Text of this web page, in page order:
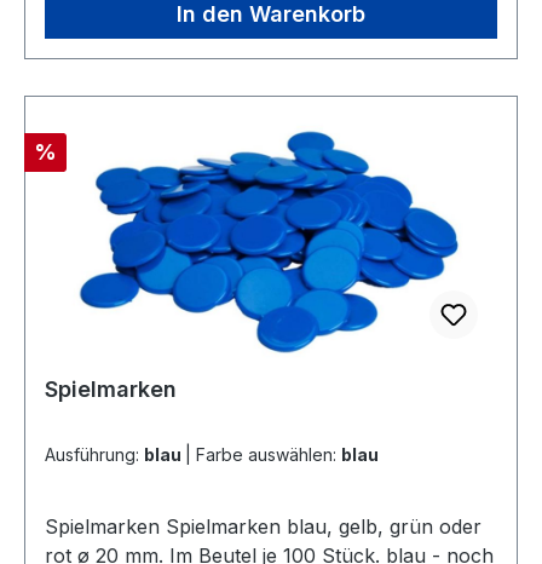
In den Warenkorb
Rabatt
%
Spielmarken
Ausführung: blau Farbe auswählen: blau
Spielmarken Spielmarken blau, gelb, grün oder
rot ø 20 mm. Im Beutel je 100 Stück. blau - noch